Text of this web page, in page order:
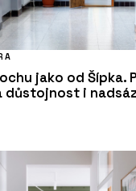
jako od Šípka.
důstojnost i